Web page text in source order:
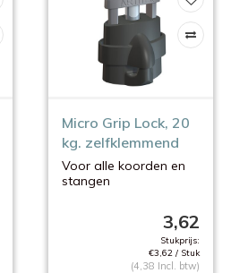
Micro Grip Lock, 20
kg. zelfklemmend
Voor alle koorden en
stangen
3,62
Stukprijs:
€3,62 / Stuk
(4,38 Incl. btw)